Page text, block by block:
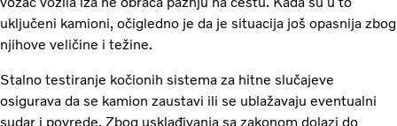
uključeni kamioni, očigledno je da je situacija još opasnija zbog
njihove veličine i težine.
Stalno testiranje kočionih sistema za hitne slučajeve
osigurava da se kamion zaustavi ili se ublažavaju eventualni
sudar i povrede. Zbog usklađivanja sa zakonom dolazi do